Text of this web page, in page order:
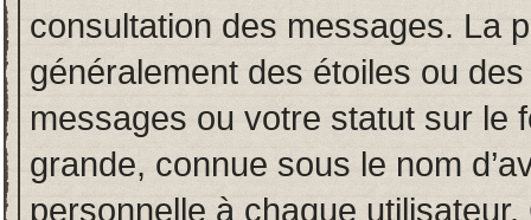
consultation des messages. La
généralement des étoiles ou
messages ou votre statut sur le
grande, connue sous le nom
personnelle à chaque utilisateur.